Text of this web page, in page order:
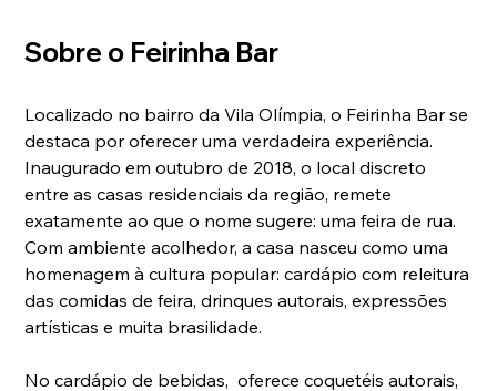
Sobre o Feirinha Bar
Localizado no bairro da Vila Olímpia, o Feirinha Bar se
destaca por oferecer uma verdadeira experiência.
Inaugurado em outubro de 2018, o local discreto
entre as casas residenciais da região, remete
exatamente ao que o nome sugere: uma feira de rua.
Com ambiente acolhedor, a casa nasceu como uma
homenagem à cultura popular: cardápio com releitura
das comidas de feira, drinques autorais, expressões
artísticas e muita brasilidade.
No cardápio de bebidas,  oferece coquetéis autorais,